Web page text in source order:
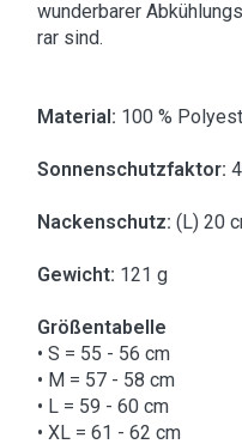
wunderbarer
rar sind.
Material: 100 %
Sonnenschutzfaktor:
Nackenschutz: (L) 20
Gewicht: 121 g
Größentabelle
• S = 55 - 56 cm
• M = 57 - 58 cm
• L = 59 - 60 cm
• XL = 61 - 62 cm